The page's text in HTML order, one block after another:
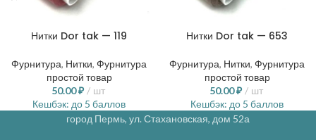
Нитки Dor tak — 119
Фурнитура, Нитки, Фурнитура
простой товар
50.00₽
шт
Кешбэк: до 5 баллов
Нитки Dor tak — 653
Фурнитура, Нитки, Фурнитура
простой товар
50.00₽
шт
Кешбэк: до 5 баллов
город Пермь, ул. Стахановская, дом 52а